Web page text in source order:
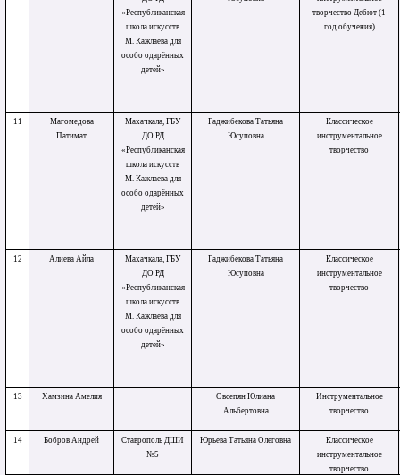
«Республиканская
школа искусств
М. Кажлаева для
особо одарённых
детей»
творчество Дебют (1
год обучения)
11
Магомедова
Патимат
Махачкала, ГБУ
ДО РД
«Республиканская
школа искусств
М. Кажлаева для
особо одарённых
детей»
Гаджибекова Татьяна
Юсуповна
Классическое
инструментальное
творчество
12 Алиева Айла
Махачкала, ГБУ
ДО РД
«Республиканская
школа искусств
М. Кажлаева для
особо одарённых
детей»
Гаджибекова Татьяна
Юсуповна
Классическое
инструментальное
творчество
13 Хамзина Амелия
Овсепян Юлиана
Альбертовна
Инструментальное
творчество
14 Бобров Андрей
Ставрополь ДШИ
№5
Юрьева Татьяна Олеговна
Классическое
инструментальное
творчество